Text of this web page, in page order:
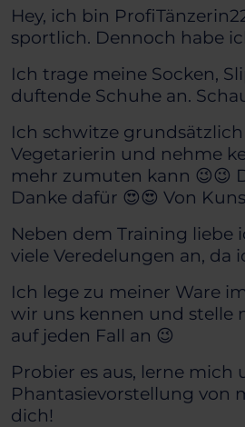
Hey, ich bin
sportlich. Dennoch habe
Ich trage meine Socken,
duftende Schuhe an.
Ich schwitze
Vegetarierin und nehme
mehr zumuten kann 😉😉
Danke dafür 😍😍 Von
Neben dem Training liebe
viele Veredelungen an, da
Ich lege zu meiner Ware
wir uns kennen und stelle
auf jeden Fall an 😉
Probier es aus, lerne
Phantasievorstellung von
dich!